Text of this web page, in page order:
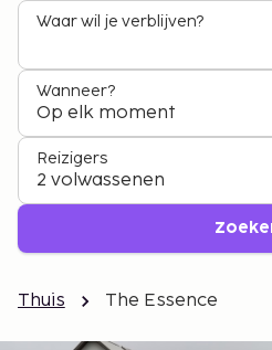
Waar wil je verblijven?
Wanneer?
Op elk moment
Reizigers
2 volwassenen
Thuis The Essence